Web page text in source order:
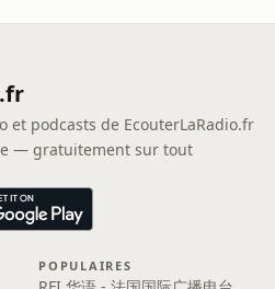
et podcasts de EcouterLaRadio.fr
— gratuitement sur tout
POPULAIRES